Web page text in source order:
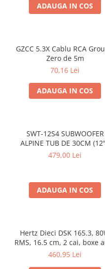
ADAUGA IN COS
GZCC 5.3X Cablu RCA
Zero de 5m
70,16 Lei
ADAUGA IN COS
SWT-12S4 SUBWOOFER
ALPINE TUB DE 30CM
1000W
479,00 Lei
ADAUGA IN COS
Hertz Dieci DSK 165.3,
RMS, 16.5 cm, 2 cai, boxe
sisteme
460,95 Lei